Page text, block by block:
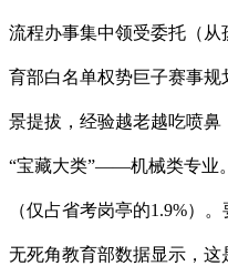
流程办事集中领受委托（
育部白名单权势巨子赛事
景提拔，经验越老越吃喷
“宝藏大类”——机械类专业
（仅占省考岗亭的1.9%）
无死角教育部数据显示，